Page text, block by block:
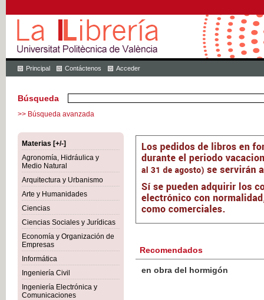
Principal Contáctenos Acceder
Búsqueda
>> Búsqueda avanzada
Materias [+/-]
Agronomía, Hidráulica y
Medio Natural
Arquitectura y Urbanismo
Arte y Humanidades
Ciencias
Ciencias Sociales y Jurídicas
Economía y Organización de
Empresas
Informática
Ingeniería Civil
Ingeniería Electrónica y
Comunicaciones
Recomendados
Botánica Agroalimentaria